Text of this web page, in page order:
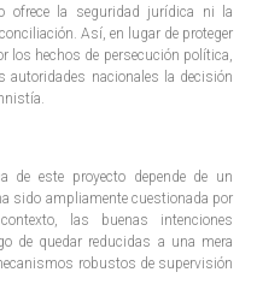
ofrece la seguridad jurídica ni la
Así, en lugar de proteger
los hechos de persecución política,
autoridades nacionales la decisión
de este proyecto depende de un
sido ampliamente cuestionada por
las buenas intenciones
de quedar reducidas a una mera
robustos de supervisión